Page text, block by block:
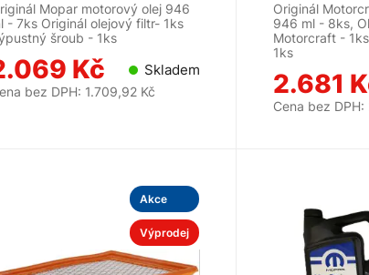
Mopar motorový olej 946
- 7ks Originál olejový filtr- 1ks
šroub - 1ks
Kč Skladem
bez DPH: 1.709,92 Kč
Originál
946 ml - 8ks,
Motorcraft -
1ks
2.681
Cena bez DPH:
Akce
Výprodej